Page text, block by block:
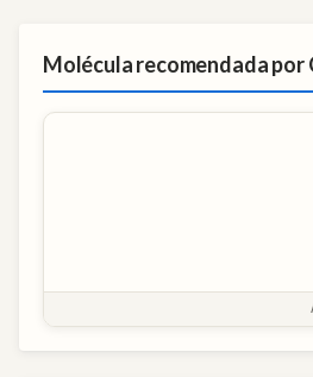
Molécula recomendada por